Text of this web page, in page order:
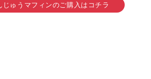
じゅうマフィンのご購入はコチラ